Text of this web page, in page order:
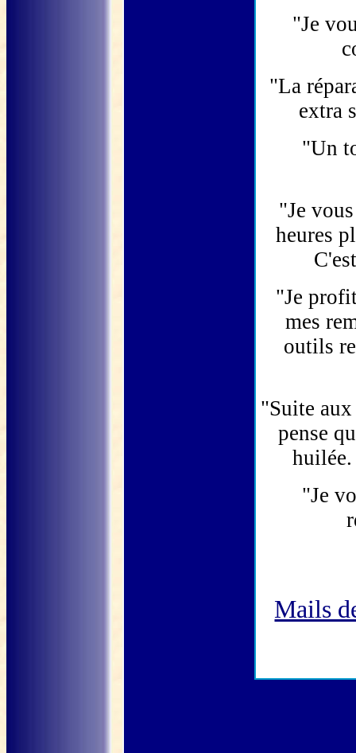
"Je
"La
extra
"Un
"Je
heures
"Je
mes
outils
"Suite
pense
"Je
Mails